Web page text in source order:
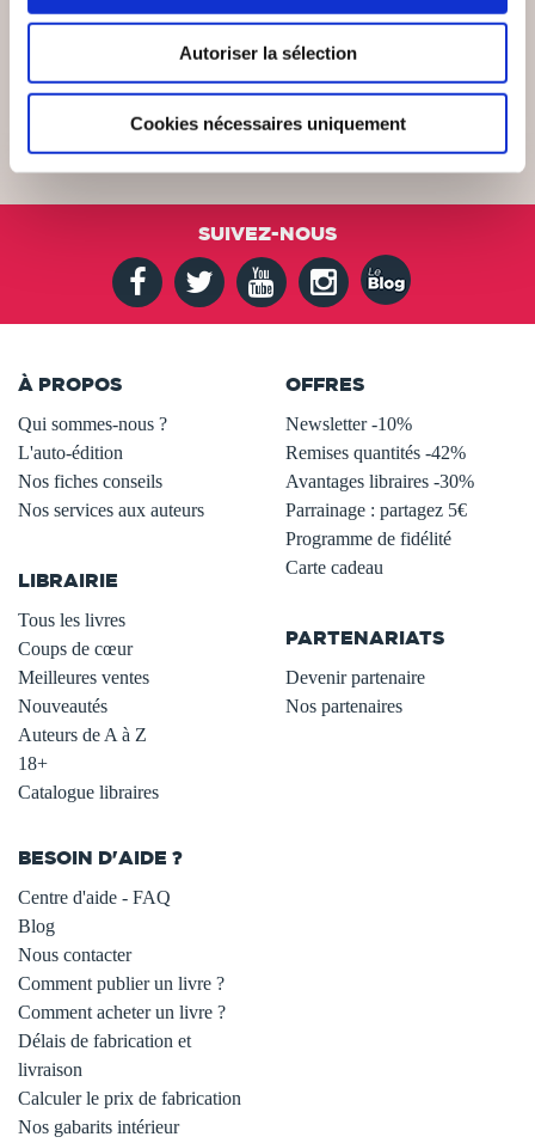
Autoriser la sélection
Cookies nécessaires uniquement
SUIVEZ-NOUS
À PROPOS
Qui sommes-nous ?
L'auto-édition
Nos fiches conseils
Nos services aux auteurs
LIBRAIRIE
Tous les livres
Coups de cœur
Meilleures ventes
Nouveautés
Auteurs de A à Z
18+
Catalogue libraires
OFFRES
Newsletter -10%
Remises quantités -42%
Avantages libraires -30%
Parrainage : partagez 5€
Programme de fidélité
Carte cadeau
PARTENARIATS
Devenir partenaire
Nos partenaires
BESOIN D'AIDE ?
Centre d'aide - FAQ
Blog
Nous contacter
Comment publier un livre ?
Comment acheter un livre ?
Délais de fabrication et
livraison
Calculer le prix de fabrication
Nos gabarits intérieur